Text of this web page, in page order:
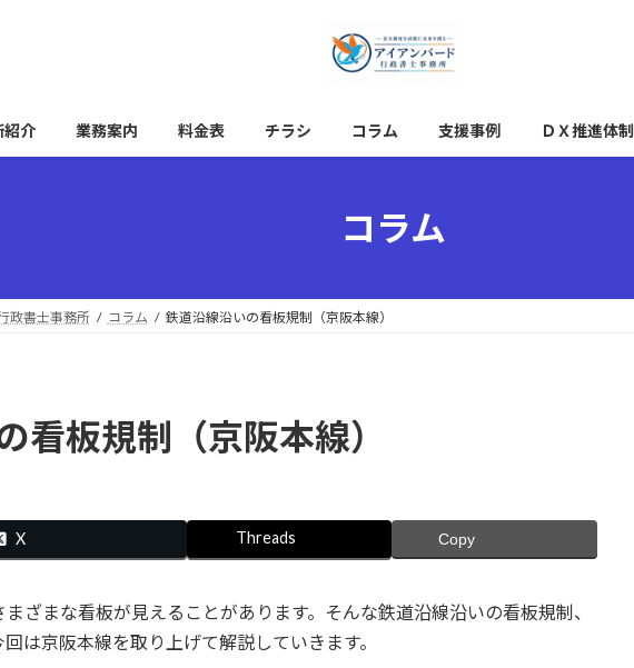
紹介 業務案内 料金表 チラシ コラム 支援事例 ＤＸ推進体制
コラム
政書士事務所 コラム 鉄道沿線沿いの看板規制（京阪本線）
看板規制（京阪本線）
X Threads Copy
ざまな看板が見えることがあります。そんな鉄道沿線沿いの看板規制、
は京阪本線を取り上げて解説していきます。